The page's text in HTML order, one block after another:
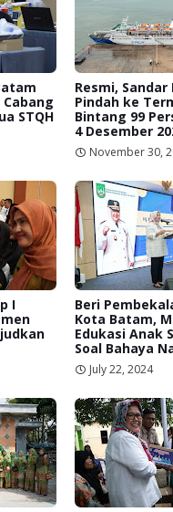
STQH
Resmi, Sandar
Pindah ke
Bintang 99
4 Desember
November 30,
I
Beri
Kota Batam,
Edukasi Anak
Soal Bahaya
July 22, 2024